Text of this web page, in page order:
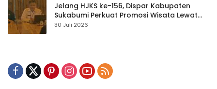
Jelang HJKS ke-156, Dispar Kabupaten
Sukabumi Perkuat Promosi Wisata Lewat
Publikasi Digital
30 Juli 2026